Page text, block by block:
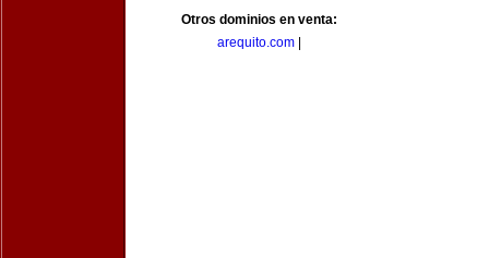
Otros dominios en venta:
arequito.com